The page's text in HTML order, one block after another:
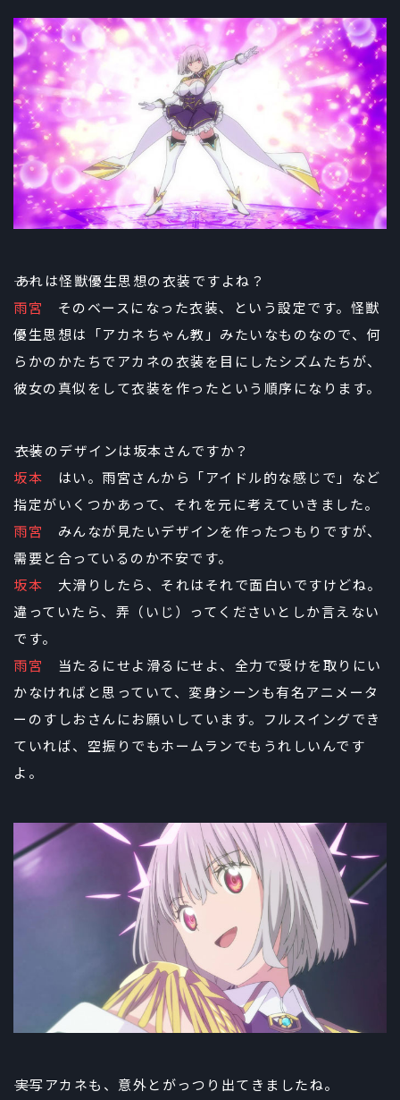
――あれは怪獣優生思想の衣装ですよね？
雨宮 そのベースになった衣装、という設定です。怪獣
優生思想は「アカネちゃん教」みたいなものなので、何
らかのかたちでアカネの衣装を目にしたシズムたちが、
彼女の真似をして衣装を作ったという順序になります。
――衣装のデザインは坂本さんですか？
坂本 はい。雨宮さんから「アイドル的な感じで」など
指定がいくつかあって、それを元に考えていきました。
雨宮 みんなが見たいデザインを作ったつもりですが、
需要と合っているのか不安です。
坂本 大滑りしたら、それはそれで面白いですけどね。
違っていたら、弄（いじ）ってくださいとしか言えない
です。
雨宮 当たるにせよ滑るにせよ、全力で受けを取りにい
かなければと思っていて、変身シーンも有名アニメータ
ーのすしおさんにお願いしています。フルスイングでき
ていれば、空振りでもホームランでもうれしいんです
よ。
――実写アカネも、意外とがっつり出てきましたね。